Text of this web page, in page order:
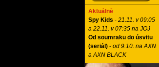
Aktuálně
Spy Kids - 21.11. v 09:05
a 22.11. v 07:35 na JOJ
Od soumraku do úsvitu
(seriál)- od 9.10. na AXN
a AXN BLACK